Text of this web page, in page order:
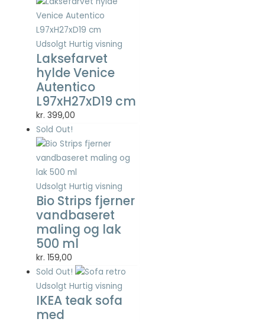
Udsolgt Hurtig visning
Laksefarvet
hylde Venice
Autentico
L97xH27xD19 cm
kr. 399,00
Sold Out!
Udsolgt Hurtig visning
Bio Strips fjerner
vandbaseret
maling og lak
500 ml
kr. 159,00
Sold Out!
Udsolgt Hurtig visning
IKEA teak sofa
med
interagerer
hjemmesider
ved at
indsamle og
rapportere
oplysninger
anonymt.
Oplevelse
For at vores
hjemmeside
så godt som
muligt under
dit besøg.
Hvis du
nægter disse
cookies,
forsvinder en
funktionalitet
hjemmesiden.